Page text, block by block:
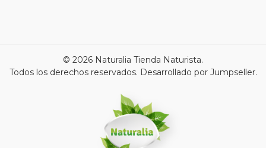
© 2026 Naturalia Tienda Naturista.
Todos los derechos reservados. Desarrollado por Jumpseller.